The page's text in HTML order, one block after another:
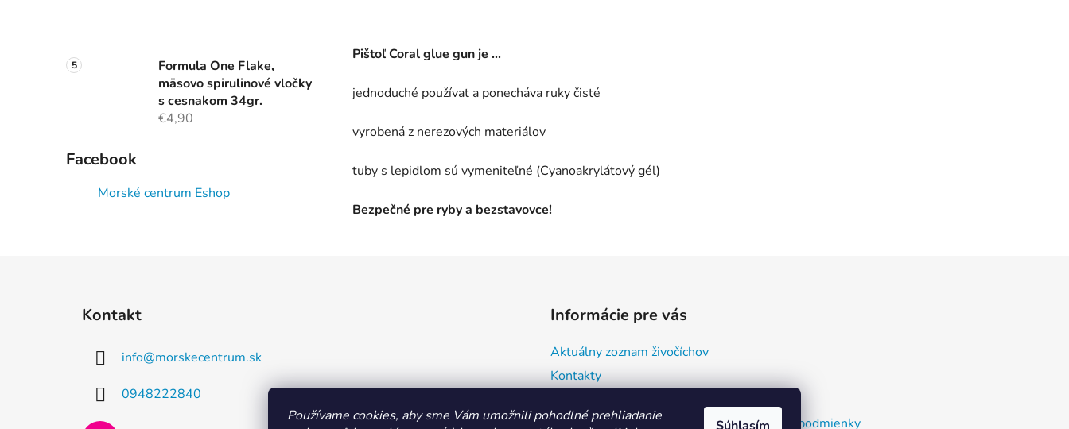
Používame cookies, aby sme Vám umožnili pohodlné prehliadanie
Formula One Flake,
mäsovo spirulinové vločky
s cesnakom 34gr.
€4,90
Facebook
Morské centrum Eshop
Pištoľ Coral glue gun je ...
jednoduché používať a ponecháva ruky čisté
vyrobená z nerezových materiálov
tuby s lepidlom sú vymeniteľné (Cyanoakrylátový gél)
Bezpečné pre ryby a bezstavovce!
Kontakt
info@morskecentrum.sk
0948222840
Informácie pre vás
Aktuálny zoznam živočíchov
Kontakty
Všeobecné obchodné podmienky a dodacie podmienky